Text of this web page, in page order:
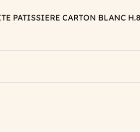
PATISSIERE CARTON BLANC